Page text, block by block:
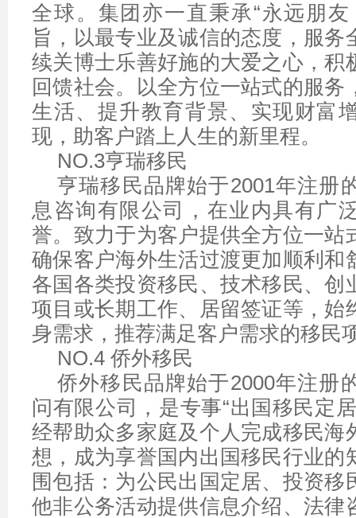
全球。集团亦一直秉承“永远朋
旨，以最专业及诚信的态度，服务
续关博士乐善好施的大爱之心，积
回馈社会。以全方位一站式的服务
生活、提升教育背景、实现财富
现，助客户踏上人生的新里程。
NO.3亨瑞移民
亨瑞移民品牌始于2001年注册
息咨询有限公司，在业内具有广
誉。致力于为客户提供全方位一站
确保客户海外生活过渡更加顺利和
各国各类投资移民、技术移民、创
项目或长期工作、居留签证等，始
身需求，推荐满足客户需求的移民
NO.4 侨外移民
侨外移民品牌始于2000年注册
问有限公司，是专事“出国移民定
经帮助众多家庭及个人完成移民海
想，成为享誉国内出国移民行业的
围包括：为公民出国定居、投资移
他非公务活动提供信息介绍、法律